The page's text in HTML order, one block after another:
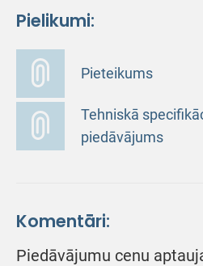
Pielikumi:
Pieteikums
Tehniskā
piedāvājums
Komentāri:
Piedāvājumu cenu